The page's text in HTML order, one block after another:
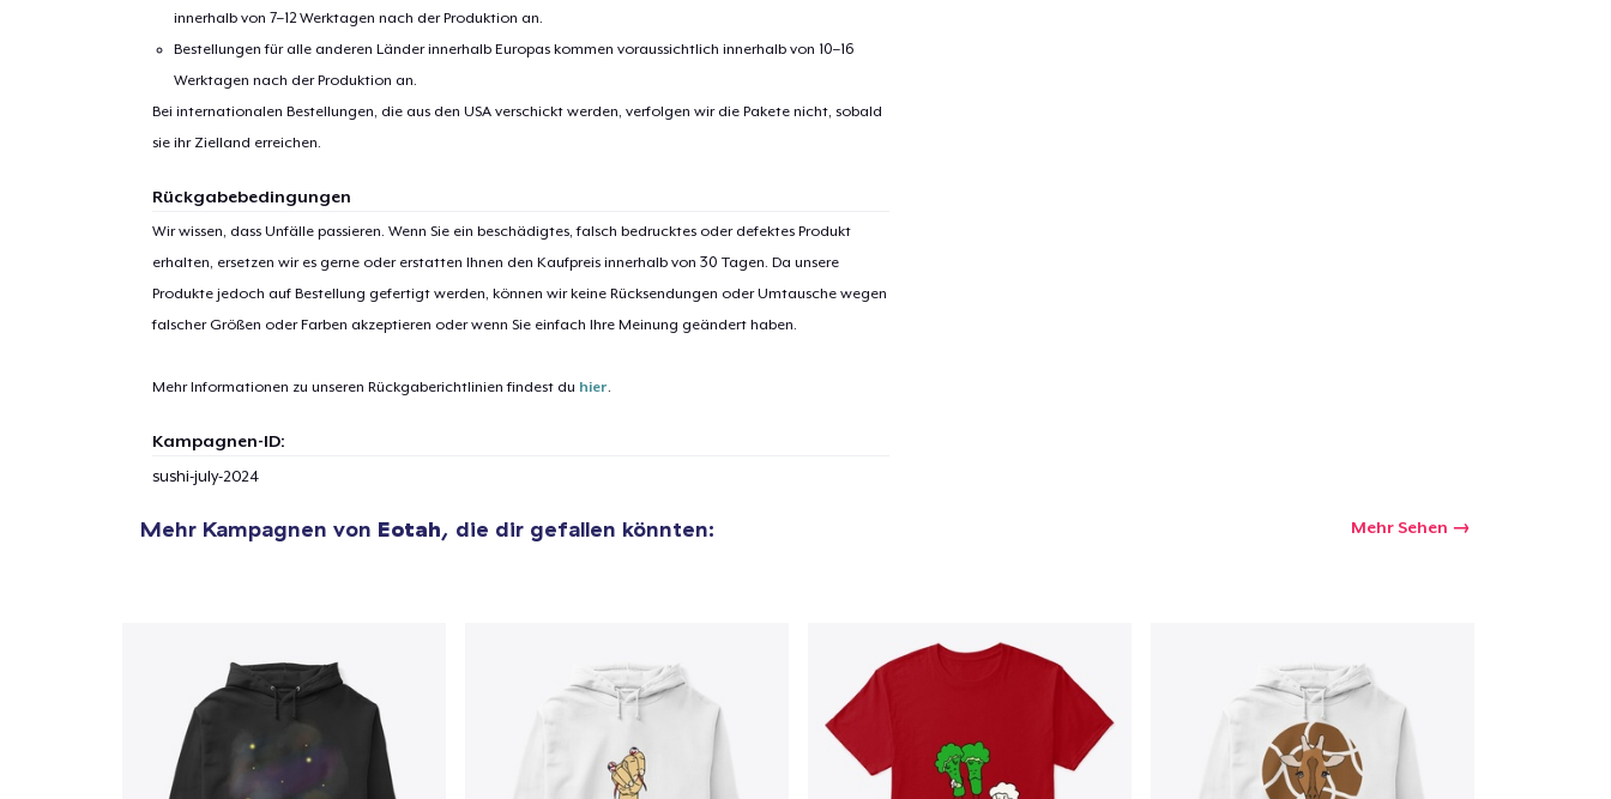
innerhalb von 7–12 Werktagen nach der Produktion an.
Bestellungen für alle anderen Länder innerhalb Europas kommen voraussichtlich innerhalb von 10–16
Werktagen nach der Produktion an.
Bei internationalen Bestellungen, die aus den USA verschickt werden, verfolgen wir die Pakete nicht, sobald
sie ihr Zielland erreichen.
Rückgabebedingungen
Wir wissen, dass Unfälle passieren. Wenn Sie ein beschädigtes, falsch bedrucktes oder defektes Produkt
erhalten, ersetzen wir es gerne oder erstatten Ihnen den Kaufpreis innerhalb von 30 Tagen. Da unsere
Produkte jedoch auf Bestellung gefertigt werden, können wir keine Rücksendungen oder Umtausche wegen
falscher Größen oder Farben akzeptieren oder wenn Sie einfach Ihre Meinung geändert haben.
Mehr Informationen zu unseren Rückgaberichtlinien findest du hier
Kampagnen-ID:
sushi-july-2024
Mehr Kampagnen von Eotah, die dir gefallen könnten: Mehr Sehen
Zum Einkaufswagen
Menge
Zur Kasse gehen Weiter Einkaufen